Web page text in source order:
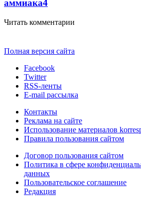
аммиака4
Читать комментарии
Полная версия сайта
Facebook
Twitter
RSS-ленты
E-mail рассылка
Контакты
Реклама на сайте
Использование материалов
Правила пользования сайтом
Договор пользования сайтом
Политика в сфере
данных
Пользовательское соглашение
Редакция